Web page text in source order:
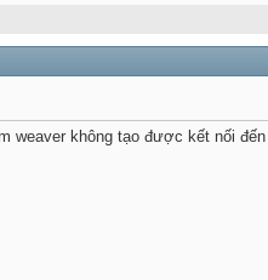
weaver không tạo được kết nối